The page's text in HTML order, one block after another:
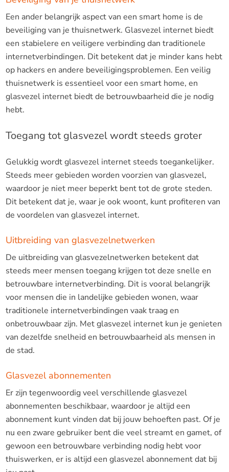
Een ander belangrijk aspect van een smart home is de
beveiliging van je thuisnetwerk. Glasvezel internet biedt
een stabielere en veiligere verbinding dan traditionele
internetverbindingen. Dit betekent dat je minder kans hebt
op hackers en andere beveiligingsproblemen. Een veilig
thuisnetwerk is essentieel voor een smart home, en
glasvezel internet biedt de betrouwbaarheid die je nodig
hebt.
Toegang tot glasvezel wordt steeds groter
Gelukkig wordt glasvezel internet steeds toegankelijker.
Steeds meer gebieden worden voorzien van glasvezel,
waardoor je niet meer beperkt bent tot de grote steden.
Dit betekent dat je, waar je ook woont, kunt profiteren van
de voordelen van glasvezel internet.
Uitbreiding van glasvezelnetwerken
De uitbreiding van glasvezelnetwerken betekent dat
steeds meer mensen toegang krijgen tot deze snelle en
betrouwbare internetverbinding. Dit is vooral belangrijk
voor mensen die in landelijke gebieden wonen, waar
traditionele internetverbindingen vaak traag en
onbetrouwbaar zijn. Met glasvezel internet kun je genieten
van dezelfde snelheid en betrouwbaarheid als mensen in
de stad.
Glasvezel abonnementen
Er zijn tegenwoordig veel verschillende glasvezel
abonnementen beschikbaar, waardoor je altijd een
abonnement kunt vinden dat bij jouw behoeften past. Of je
nu een zware gebruiker bent die veel streamt en gamet, of
gewoon een betrouwbare verbinding nodig hebt voor
thuiswerken, er is altijd een glasvezel abonnement dat bij